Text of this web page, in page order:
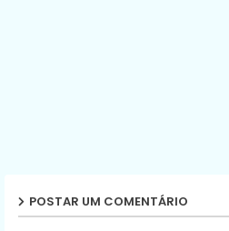
POSTAR UM COMENTÁRIO